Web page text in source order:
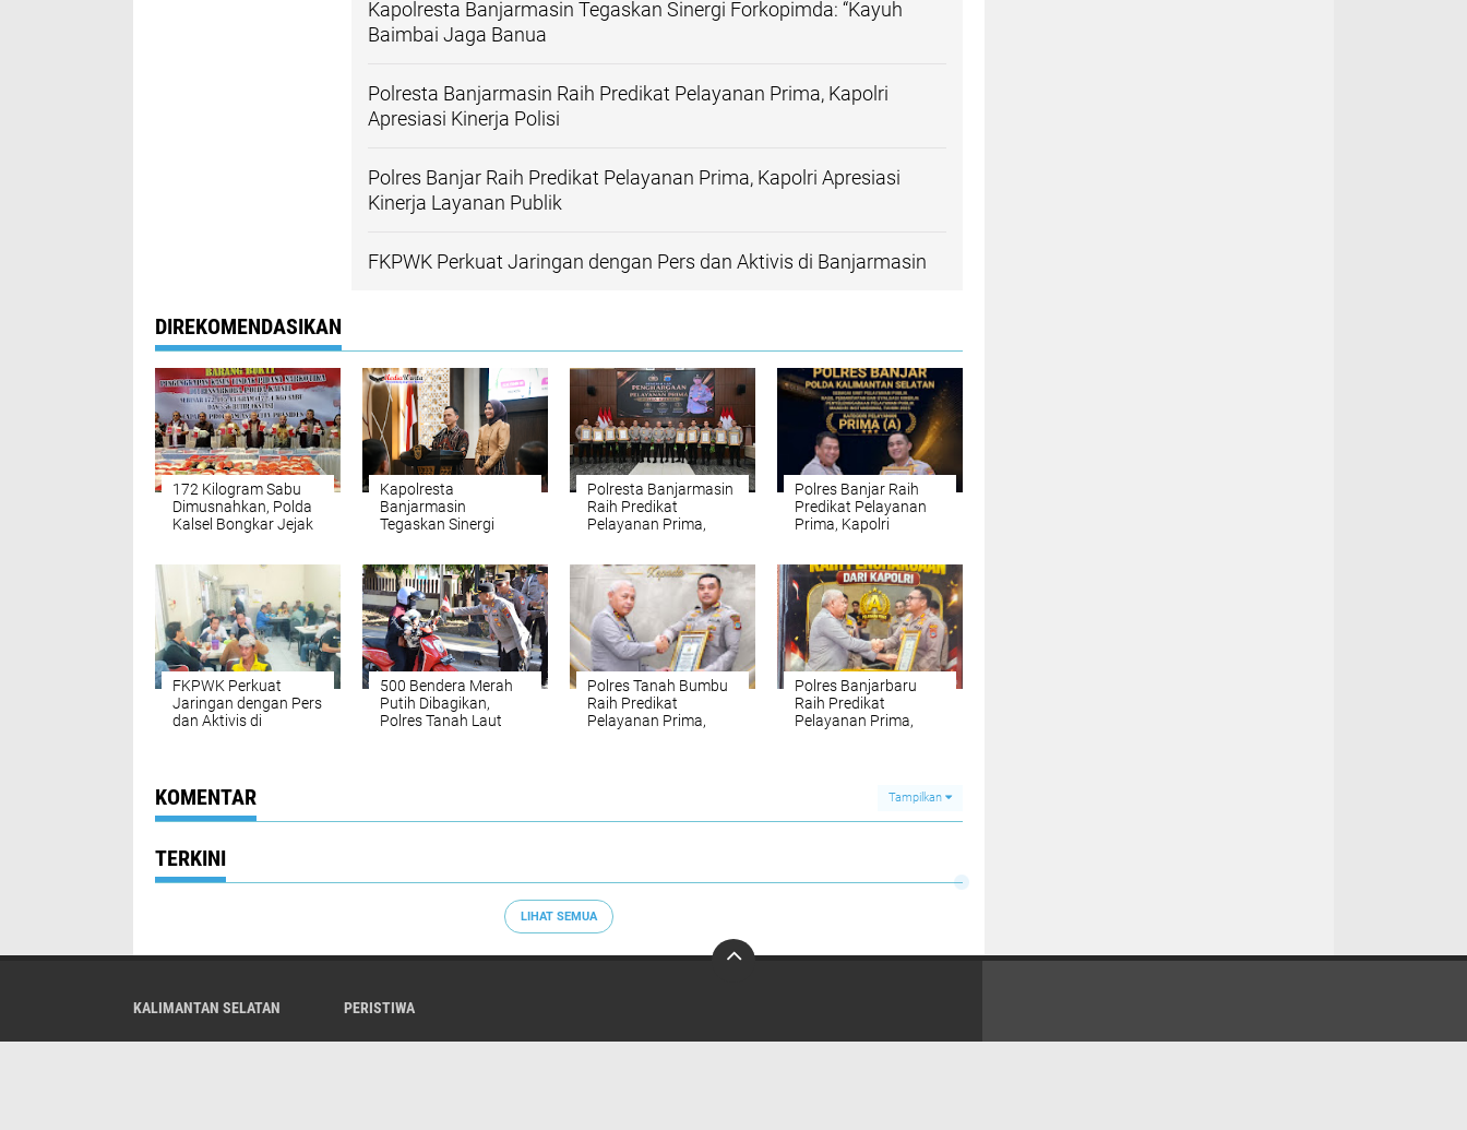
Kapolresta Banjarmasin Tegaskan Sinergi Forkopimda: “Kayuh
Baimbai Jaga Banua
Polresta Banjarmasin Raih Predikat Pelayanan Prima, Kapolri
Apresiasi Kinerja Polisi
Polres Banjar Raih Predikat Pelayanan Prima, Kapolri Apresiasi
Kinerja Layanan Publik
FKPWK Perkuat Jaringan dengan Pers dan Aktivis di Banjarmasin
DIREKOMENDASIKAN
172 Kilogram Sabu
Dimusnahkan, Polda
Kalsel Bongkar Jejak
Kapolresta
Banjarmasin
Tegaskan Sinergi
Polresta Banjarmasin
Raih Predikat
Pelayanan Prima,
Polres Banjar Raih
Predikat Pelayanan
Prima, Kapolri
FKPWK Perkuat
Jaringan dengan Pers
dan Aktivis di
500 Bendera Merah
Putih Dibagikan,
Polres Tanah Laut
Polres Tanah Bumbu
Raih Predikat
Pelayanan Prima,
Polres Banjarbaru
Raih Predikat
Pelayanan Prima,
KOMENTAR Tampilkan
TERKINI
LIHAT SEMUA
KALIMANTAN SELATAN PERISTIWA